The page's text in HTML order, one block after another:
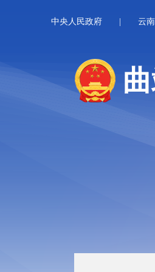
中央人民政府 云